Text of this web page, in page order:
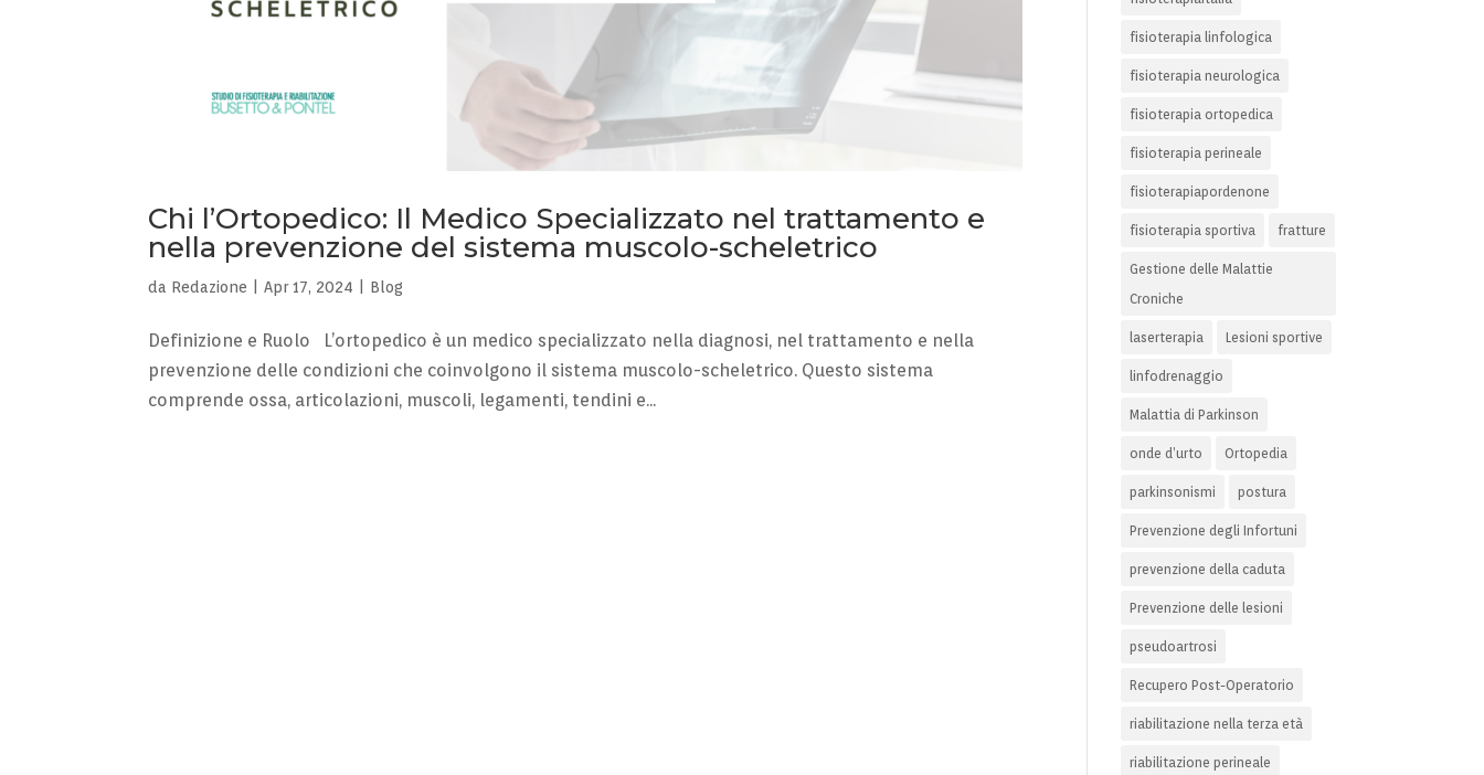
Chi l’Ortopedico: Il Medico Specializzato nel trattamento e
nella prevenzione del sistema muscolo-scheletrico
da Redazione |Apr 17, 2024 Blog
Definizione e Ruolo L’ortopedico è un medico specializzato nella diagnosi, nel trattamento e nella
prevenzione delle condizioni che coinvolgono il sistema muscolo-scheletrico. Questo sistema
comprende ossa, articolazioni, muscoli, legamenti, tendini e...
fisioterapia linfologica
fisioterapia neurologica
fisioterapia ortopedica
fisioterapia perineale
fisioterapiapordenone
fisioterapia sportiva fratture
Gestione delle Malattie
Croniche
laserterapia Lesioni sportive
linfodrenaggio
Malattia di Parkinson
onde d’urto Ortopedia
parkinsonismi postura
Prevenzione degli Infortuni
prevenzione della caduta
Prevenzione delle lesioni
pseudoartrosi
Recupero Post-Operatorio
riabilitazione nella terza età
riabilitazione perineale